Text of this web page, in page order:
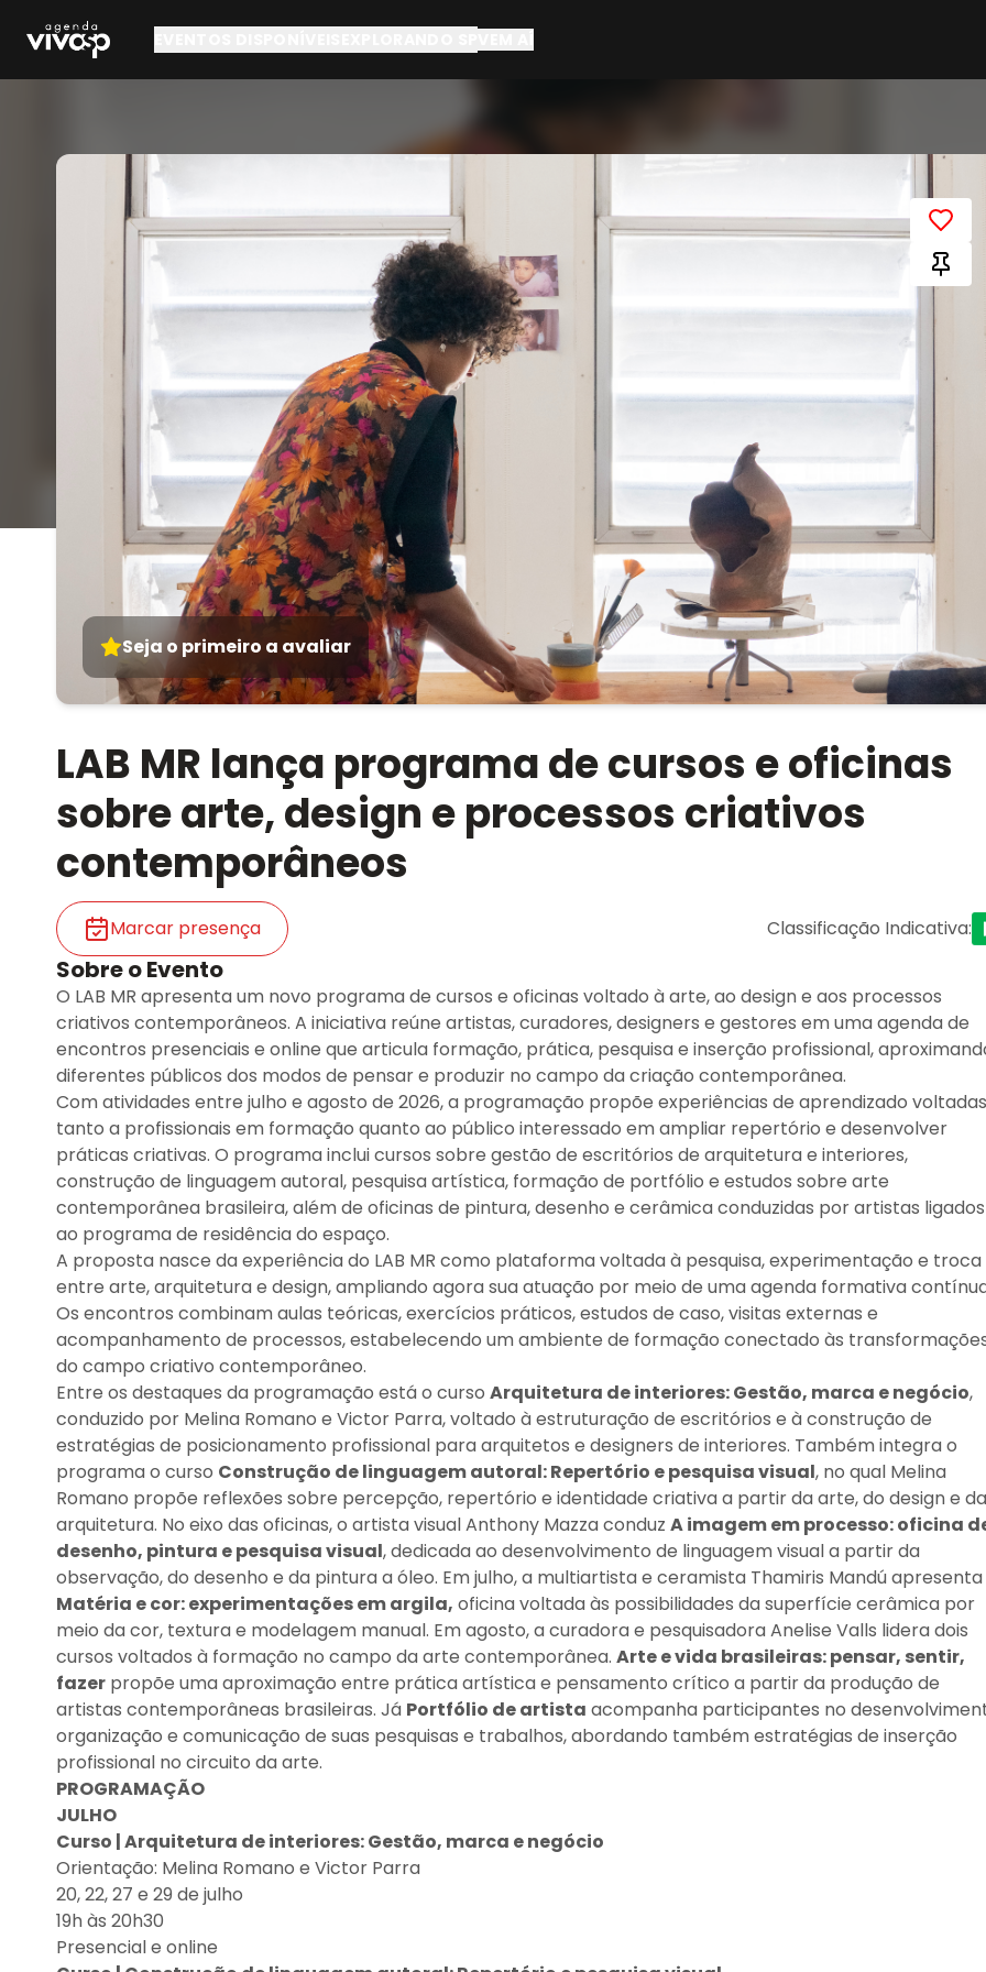
Seja o primeiro a avaliar
LAB MR lança programa de cursos e oficinas
sobre arte, design e processos criativos
contemporâneos
Marcar presença Classificação Indicativa:
Sobre o Evento
O LAB MR apresenta um novo programa de cursos e oficinas voltado à arte, ao design e aos processos
criativos contemporâneos. A iniciativa reúne artistas, curadores, designers e gestores em uma agenda de
encontros presenciais e online que articula formação, prática, pesquisa e inserção profissional,
diferentes públicos dos modos de pensar e produzir no campo da criação contemporânea.
Com atividades entre julho e agosto de 2026, a programação propõe experiências de aprendizado voltadas
tanto a profissionais em formação quanto ao público interessado em ampliar repertório e desenvolver
práticas criativas. O programa inclui cursos sobre gestão de escritórios de arquitetura e interiores,
construção de linguagem autoral, pesquisa artística, formação de portfólio e estudos sobre arte
contemporânea brasileira, além de oficinas de pintura, desenho e cerâmica conduzidas por artistas ligados
ao programa de residência do espaço.
A proposta nasce da experiência do LAB MR como plataforma voltada à pesquisa, experimentação e troca
entre arte, arquitetura e design, ampliando agora sua atuação por meio de uma agenda formativa
Os encontros combinam aulas teóricas, exercícios práticos, estudos de caso, visitas externas e
acompanhamento de processos, estabelecendo um ambiente de formação conectado às
do campo criativo contemporâneo.
Entre os destaques da programação está o curso Arquitetura de interiores: Gestão, marca e negócio,
conduzido por Melina Romano e Victor Parra, voltado à estruturação de escritórios e à construção de
estratégias de posicionamento profissional para arquitetos e designers de interiores. Também integra o
programa o curso Construção de linguagem autoral: Repertório e pesquisa visual, no qual Melina
Romano propõe reflexões sobre percepção, repertório e identidade criativa a partir da arte, do design e da
arquitetura. No eixo das oficinas, o artista visual Anthony Mazza conduz A imagem em processo: oficina
desenho, pintura e pesquisa visual, dedicada ao desenvolvimento de linguagem visual a partir da
observação, do desenho e da pintura a óleo. Em julho, a multiartista e ceramista Thamiris Mandú apresenta
Matéria e cor: experimentações em argila, oficina voltada às possibilidades da superfície cerâmica por
meio da cor, textura e modelagem manual. Em agosto, a curadora e pesquisadora Anelise Valls lidera dois
cursos voltados à formação no campo da arte contemporânea. Arte e vida brasileiras: pensar, sentir,
fazer propõe uma aproximação entre prática artística e pensamento crítico a partir da produção de
artistas contemporâneas brasileiras. Já Portfólio de artista acompanha participantes no
organização e comunicação de suas pesquisas e trabalhos, abordando também estratégias de inserção
profissional no circuito da arte.
PROGRAMAÇÃO
JULHO
Curso | Arquitetura de interiores: Gestão, marca e negócio
Orientação: Melina Romano e Victor Parra
20, 22, 27 e 29 de julho
19h às 20h30
Presencial e online